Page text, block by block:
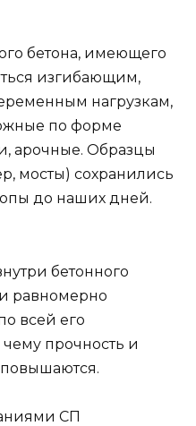
бетона, имеющего
изгибающим,
нагрузкам,
по форме
арочные. Образцы
мосты) сохранились
до наших дней.
бетонного
равномерно
всей его
прочность и
СП